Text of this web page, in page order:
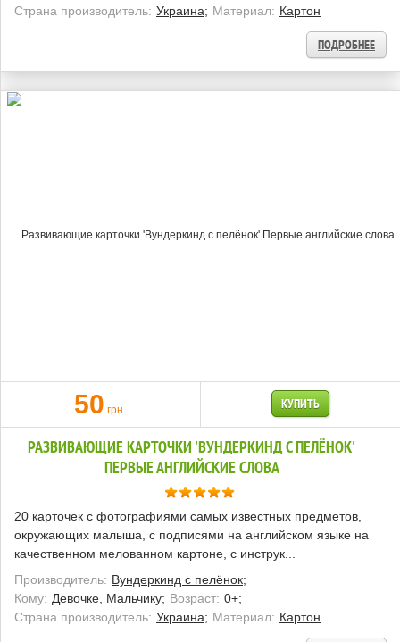
Страна производитель: Украина; Материал: Картон
ПОДРОБНЕЕ
50 грн. КУПИТЬ
РАЗВИВАЮЩИЕ КАРТОЧКИ 'ВУНДЕРКИНД С ПЕЛЁНОК'
ПЕРВЫЕ АНГЛИЙСКИЕ СЛОВА
20 карточек с фотографиями самых известных предметов,
окружающих малыша, с подписями на английском языке на
качественном мелованном картоне, с инструк...
Производитель: Вундеркинд с пелёнок;
Кому: Девочке, Мальчику; Возраст: 0+;
Страна производитель: Украина; Материал: Картон